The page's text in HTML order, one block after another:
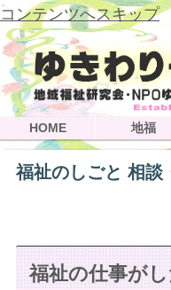
コンテンツへスキップ
HOME 地福
福祉のしごと 相談
福祉の仕事が